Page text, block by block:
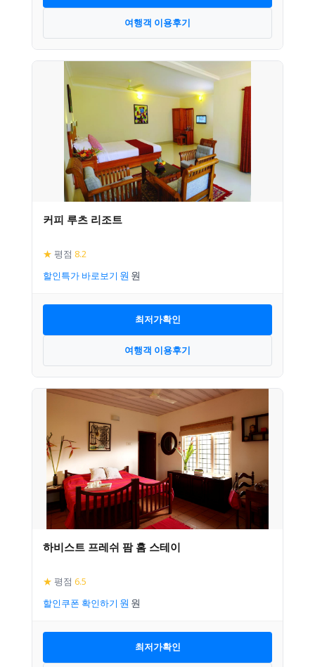
여행객 이용후기
커피 루츠 리조트
★ 평점 8.2
할인특가 바로보기
최저가확인
여행객 이용후기
하비스트 프레쉬 팜 홈 스테이
★ 평점 6.5
할인쿠폰 확인하기
최저가확인